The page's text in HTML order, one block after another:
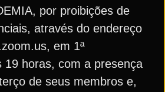
por proibições de
através do endereço
em 1ª
19 horas, com a presença
de seus membros e,